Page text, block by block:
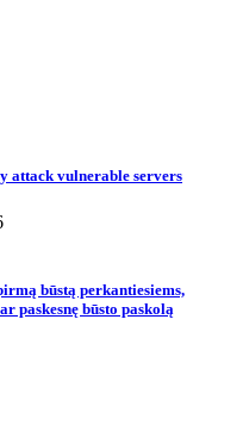
attack vulnerable servers
būstą perkantiesiems,
paskesnę būsto paskolą